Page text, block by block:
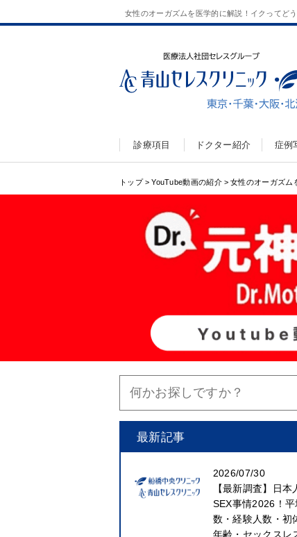
女性のオーガズムを医学的に解説！イクってど
診療項目 ドクター紹介 症例
トップ > YouTube動画の紹介 > 女性のオーガズム
最新記事
2026/07/30
【最新調査】日本
SEX事情2026！平
数・経験人数・初
年齢・セックスレ